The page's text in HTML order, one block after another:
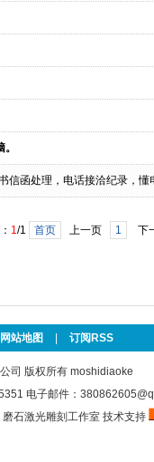
函处理，电话接洽纪录，懂
1/1 首页 上一页 1 下
网站地图 订阅RSS
司 版权所有 moshidiaoke
电子邮件：
磨石激光雕刻工作室 技术支持